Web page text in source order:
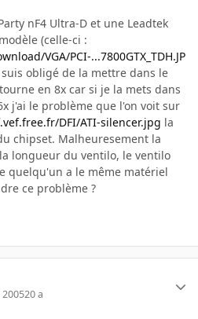
nF4 Ultra-D et une Leadtek
(celle-ci :
VGA/PCI-...7800GTX_TDH.JP
obligé de la mettre dans le
en 8x car si je la mets dans
j'ai le problème que l'on voit sur
DFI/ATI-silencer.jpg la
chipset. Malheuresement la
longueur du ventilo, le ventilo
quelqu'un a le même matériel
ce problème ?
20 a